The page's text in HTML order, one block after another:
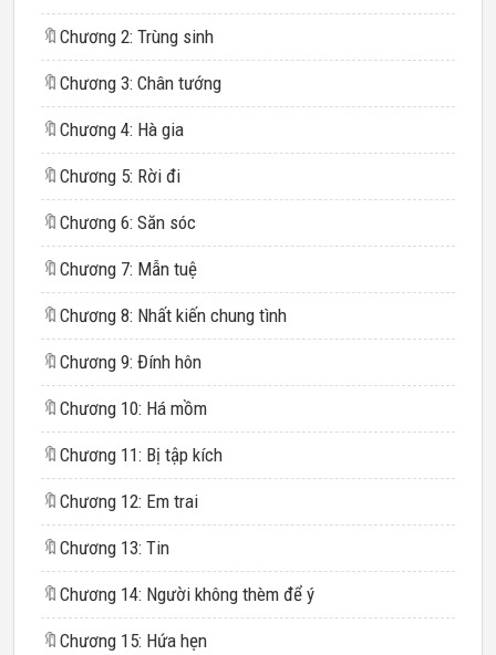
🔖 Chương 2: Trùng sinh
🔖 Chương 3: Chân tướng
🔖 Chương 4: Hà gia
🔖 Chương 5: Rời đi
🔖 Chương 6: Săn sóc
🔖 Chương 7: Mẫn tuệ
🔖 Chương 8: Nhất kiến chung tình
🔖 Chương 9: Đính hôn
🔖 Chương 10: Há mồm
🔖 Chương 11: Bị tập kích
🔖 Chương 12: Em trai
🔖 Chương 13: Tin
🔖 Chương 14: Người không thèm để ý
🔖 Chương 15: Hứa hẹn